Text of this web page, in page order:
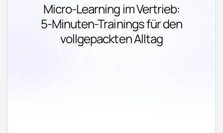
Micro-Learning im Vertrieb:
5-Minuten-Trainings für den
vollgepackten Alltag